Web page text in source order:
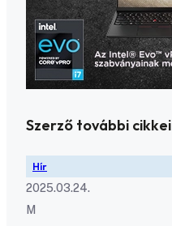
Szerző további cikkei
Hír
2025.03.24.
M